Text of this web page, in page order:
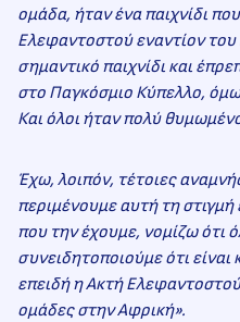
ομάδα, ήταν ένα παιχνίδι
Ελεφαντοστού εναντίον
σημαντικό παιχνίδι και
στο Παγκόσμιο Κύπελλο,
Και όλοι ήταν πολύ
Έχω, λοιπόν, τέτοιες
περιμένουμε αυτή τη
που την έχουμε, νομίζω ότι
συνειδητοποιούμε ότι είναι
επειδή η Ακτή
ομάδες στην Αφρική».